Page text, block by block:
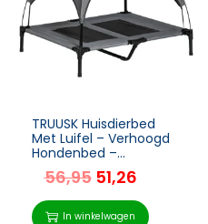
TRUUSK Huisdierbed
Met Luifel – Verhoogd
Hondenbed –
Ademend – Taftgrijs –
92 x 76 x 90 cm
56,95 51,26
In winkelwagen